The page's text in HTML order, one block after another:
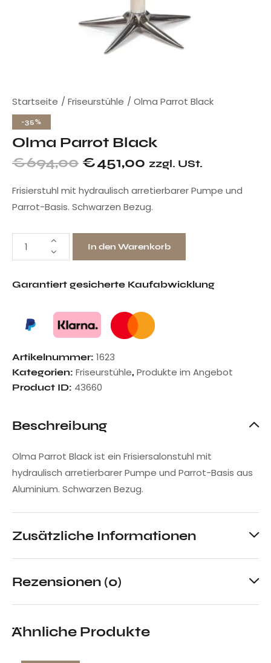
Startseite Friseurstühle Olma Parrot Black
-35%
Olma Parrot Black
€694,00 €451,00 zzgl. USt.
Frisierstuhl mit hydraulisch arretierbarer Pumpe und
Parrot-Basis. Schwarzen Bezug.
In den Warenkorb
Garantiert gesicherte Kaufabwicklung
Artikelnummer: 1623
Kategorien: Friseurstühle, Produkte im Angebot
Product ID: 43660
Beschreibung
Olma Parrot Black ist ein Frisiersalonstuhl mit
hydraulisch arretierbarer Pumpe und Parrot-Basis aus
Aluminium. Schwarzen Bezug.
Zusätzliche Informationen
Rezensionen (0)
Ähnliche Produkte